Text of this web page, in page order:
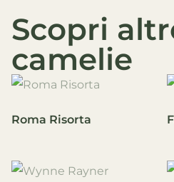
Scopri
camelie
Roma Risorta